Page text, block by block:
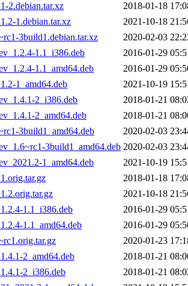
2.debian.tar.xz
2018-01-18
1.debian.tar.xz
2021-10-18
3build1.debian.tar.xz
2020-02-03
1.1_i386.deb
2016-01-29
1.1_amd64.deb
2016-01-29
1_amd64.deb
2021-10-19
2_i386.deb
2018-01-21
2_amd64.deb
2018-01-21
3build1_amd64.deb
2020-02-03
3build1_amd64.deb 2020-02-03
1_amd64.deb
2021-10-19
2018-01-18
2021-10-18
1.1_i386.deb
2016-01-29
1.1_amd64.deb
2016-01-29
2020-01-23
2_amd64.deb
2018-01-21
2_i386.deb
2018-01-21